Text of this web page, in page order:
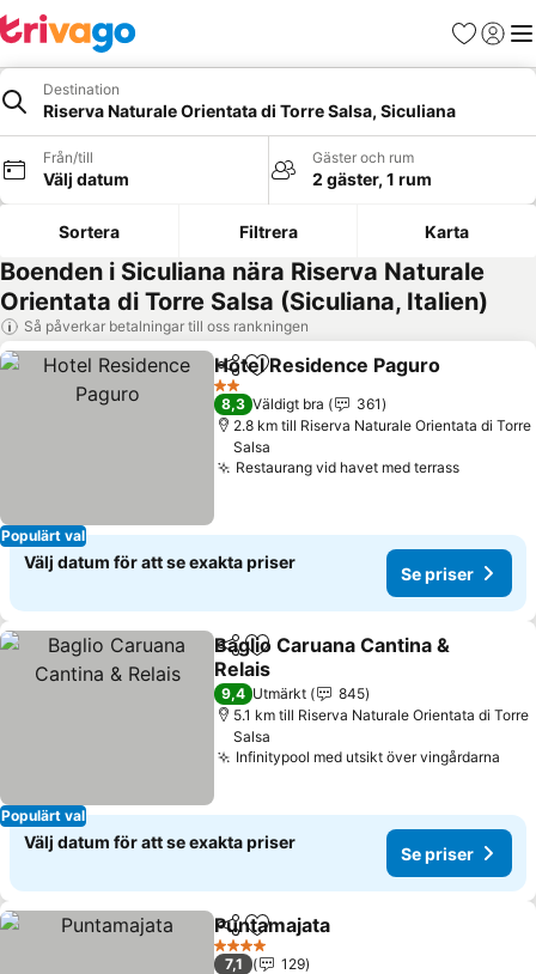
Favoriter
Logga
Destination
Riserva Naturale Orientata di Torre Salsa, Siculiana
Från/till
Välj datum
Gäster och rum
2 gäster, 1 rum
Sortera Filtrera Karta
Boenden i Siculiana nära Riserva Naturale
Orientata di Torre Salsa (Siculiana, Italien)
Så påverkar betalningar till oss rankningen
Populärt val
Dela Lägg till i Mina Favoriter
Hotel Residence Paguro
2 Stjärnor
8,3 Väldigt bra
361
2.8 km till Riserva Naturale Orientata di Torre
Salsa
Restaurang vid havet med terrass
Välj datum för att se exakta priser
Se priser
Populärt val
Dela Lägg till i Mina Favoriter
Baglio Caruana Cantina &
Relais
9,4 Utmärkt
845
5.1 km till Riserva Naturale Orientata di Torre
Salsa
Infinitypool med utsikt över vingårdarna
Välj datum för att se exakta priser
Se priser
Dela Lägg till i Mina Favoriter
Puntamajata
4 Stjärnor
7,1
129